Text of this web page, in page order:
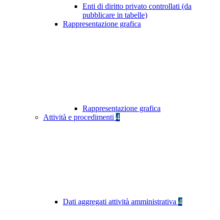
Enti di diritto privato controllati (da
pubblicare in tabelle)
Rappresentazione grafica
Rappresentazione grafica
Attività e procedimenti 4
Dati aggregati attività amministrativa 4